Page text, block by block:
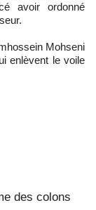
avoir ordonné
Mohseni
enlèvent le voile
des colons